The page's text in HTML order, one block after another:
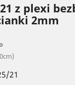
z plexi
2mm
21